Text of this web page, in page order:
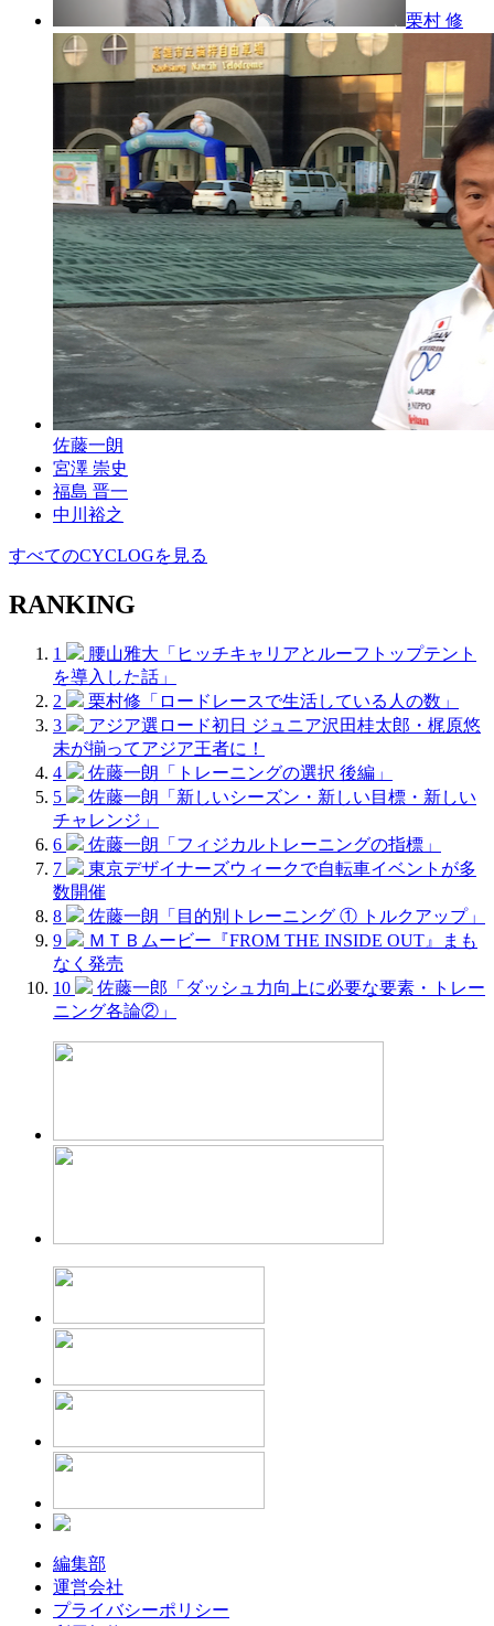
栗村 修
佐藤一朗
宮澤 崇史
福島 晋一
中川裕之
すべてのCYCLOGを見る
RANKING
1
腰山雅大「ヒッチキャリアとルーフトップテント
を導入した話」
2
栗村修「ロードレースで生活している人の数」
3
アジア選ロード初日 ジュニア沢田桂太郎・梶原悠
未が揃ってアジア王者に！
4
佐藤一朗「トレーニングの選択 後編」
5
佐藤一朗「新しいシーズン・新しい目標・新しい
チャレンジ」
6
佐藤一朗「フィジカルトレーニングの指標」
7
東京デザイナーズウィークで自転車イベントが多
数開催
8
佐藤一朗「目的別トレーニング ① トルクアップ」
9
ＭＴＢムービー『FROM THE INSIDE OUT』まも
なく発売
10
佐藤一郎「ダッシュ力向上に必要な要素・トレー
ニング各論②」
編集部
運営会社
プライバシーポリシー